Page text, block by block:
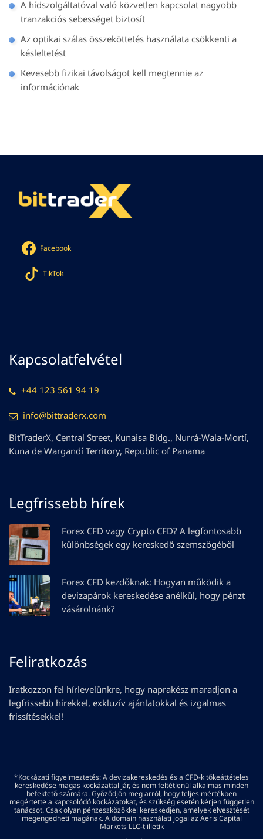
A hídszolgáltatóval való közvetlen kapcsolat nagyobb
tranzakciós sebességet biztosít
Az optikai szálas összeköttetés használata csökkenti a
késleltetést
Kevesebb fizikai távolságot kell megtennie az
információnak
Facebook
TikTok
Kapcsolatfelvétel
+44 123 561 94 19
info@bittraderx.com
BitTraderX, Central Street, Kunaisa Bldg., Nurrá-Wala-Mortí,
Kuna de Wargandí Territory, Republic of Panama
Legfrissebb hírek
Forex CFD vagy Crypto CFD? A legfontosabb
különbségek egy kereskedő szemszögéből
Forex CFD kezdőknak: Hogyan működik a
devizapárok kereskedése anélkül, hogy pénzt
vásárolnánk?
Feliratkozás
Iratkozzon fel hírlevelünkre, hogy naprakész maradjon a
legfrissebb hírekkel, exkluzív ajánlatokkal és izgalmas
frissítésekkel!
*Kockázati figyelmeztetés: A devizakereskedés és a CFD-k tőkeáttételes
kereskedése magas kockázattal jár, és nem feltétlenül alkalmas minden
befektető számára. Győződjön meg arról, hogy teljes mértékben
megértette a kapcsolódó kockázatokat, és szükség esetén kérjen független
tanácsot. Csak olyan pénzeszközökkel kereskedjen, amelyek elvesztését
megengedheti magának. A domain használati jogai az Aeris Capital
Markets LLC-t illetik